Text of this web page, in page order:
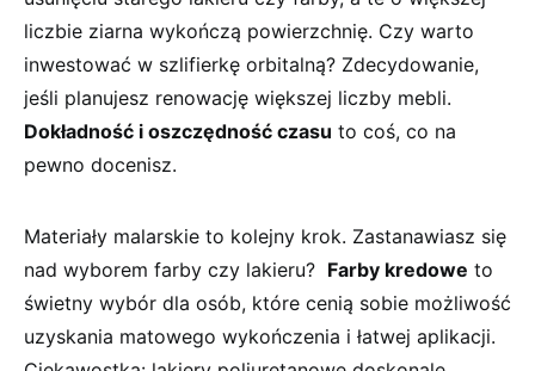
liczbie‍ ziarna wykończą powierzchnię. ‍Czy ‌warto⁣
inwestować w szlifierkę orbitalną? Zdecydowanie,
jeśli planujesz renowację większej⁣ liczby mebli.
Dokładność i oszczędność czasu to coś, co na
pewno docenisz.
Materiały malarskie to kolejny ​krok. Zastanawiasz się
‍nad⁢ wyborem farby czy⁤ lakieru? ‍ Farby kredowe to
świetny wybór​ dla osób, które cenią sobie możliwość
uzyskania matowego wykończenia‍ i łatwej aplikacji.